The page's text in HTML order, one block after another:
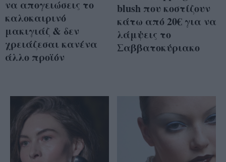
να απογειώσεις το
καλοκαιρινό
μακιγιάζ & δεν
χρειάζεσαι κανένα
άλλο προϊόν
blush που κοστίζουν
κάτω από 20€ για να
λάμψεις το
Σαββατοκύριακο